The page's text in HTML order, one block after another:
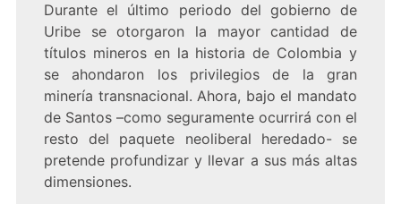
Durante el último periodo del gobierno de
Uribe se otorgaron la mayor cantidad de
títulos mineros en la historia de Colombia y
se ahondaron los privilegios de la gran
minería transnacional. Ahora, bajo el mandato
de Santos –como seguramente ocurrirá con el
resto del paquete neoliberal heredado- se
pretende profundizar y llevar a sus más altas
dimensiones.